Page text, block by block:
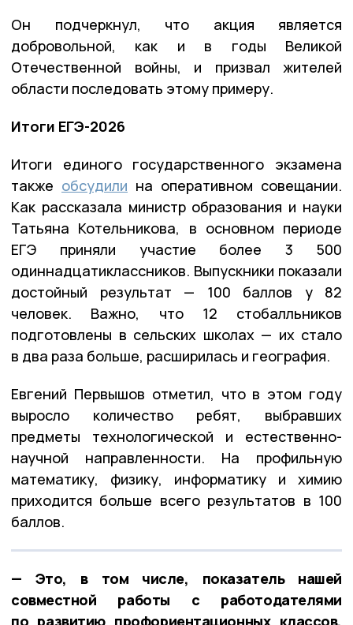
Он подчеркнул, что акция является
добровольной, как и в годы Великой
Отечественной войны, и призвал жителей
области последовать этому примеру.
Итоги ЕГЭ-2026
Итоги единого государственного экзамена
также обсудили на оперативном совещании.
Как рассказала министр образования и науки
Татьяна Котельникова, в основном периоде
ЕГЭ приняли участие более 3 500
одиннадцатиклассников. Выпускники показали
достойный результат — 100 баллов у 82
человек. Важно, что 12 стобалльников
подготовлены в сельских школах — их стало
в два раза больше, расширилась и география.
Евгений Первышов отметил, что в этом году
выросло количество ребят, выбравших
предметы технологической и естественно-
научной направленности. На профильную
математику, физику, информатику и химию
приходится больше всего результатов в 100
баллов.
— Это, в том числе, показатель нашей
совместной работы с работодателями